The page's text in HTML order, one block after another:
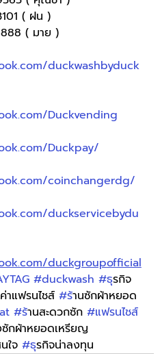
( ฝน )
( มาย )
duckwashbyduck
Duckvending
Duckpay/
coinchangerdg/
duckservicebydu
duckgroupofficial
#duckwash #ธุรกิจ
าแฟรนไชส์ #ร้านซักผ้าหยอด
#ร้านสะดวกซัก #แฟรนไชส์
กผ้าหยอดเหรียญ
ใจ #ธุรกิจน่าลงทุน